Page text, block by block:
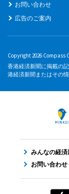
お問い合わせ
広告のご案内
Copyright 2026
香港経済新聞に掲載の
港経済新聞またはその
みんなの経
お問い合わせ